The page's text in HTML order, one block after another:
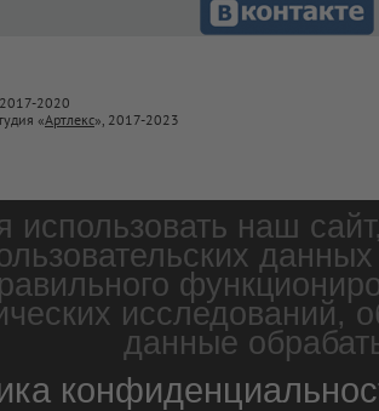
2020
«Артлекс», 2017-2023
использовать наш
данные